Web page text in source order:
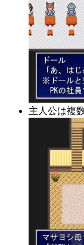
主人公は複